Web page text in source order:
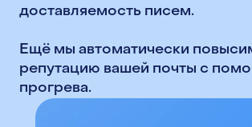
доставляемость писем.
Ещё мы автоматически
репутацию вашей почты с
прогрева.